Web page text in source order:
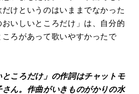
けというのはいままでなかった
いしいところだけ」は、自分的
ろがあって歌いやすかったで
ころだけ」の作詞はチャットモ
さん。作曲がいきものがかりの水